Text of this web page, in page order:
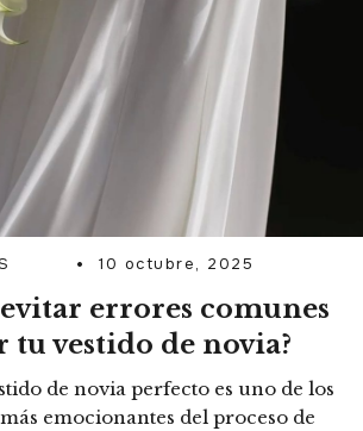
10 octubre, 2025
errores comunes
tu vestido de novia?
de novia perfecto es uno de los
emocionantes del proceso de